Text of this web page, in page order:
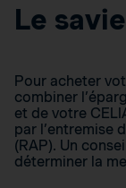
Le
Pour acheter
combiner
et de votre
par l’entremise
(RAP). Un
déterminer la